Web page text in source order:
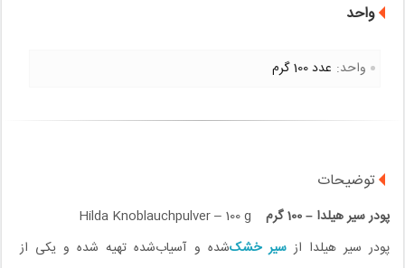
واحد
واحد: عدد 100 گرم
توضیحات
پودر سیر هیلدا – 100 گرم
Hilda Knoblauchpulver – 100 g
پودر سیر هیلدا ازسیر خشک‌شده و آسیاب‌شده تهیه شده و یکی از